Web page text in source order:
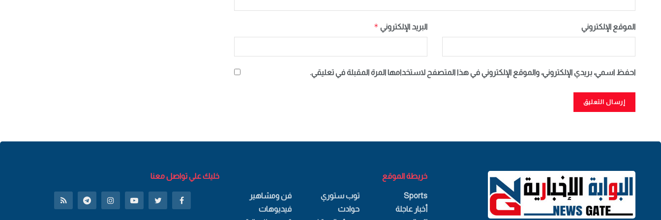
البريد الإلكتروني * الموقع الإلكتروني
احفظ اسمي، بريدي الإلكتروني، والموقع الإلكتروني في هذا المتصفح لاستخدامها المرة المقبلة في تعليقي.
خريطة الموقع
Sports
أخبار عاجلة
توب ستوري
حوادث
فن ومشاهير
فيديوهات
خليك علي تواصل معنا